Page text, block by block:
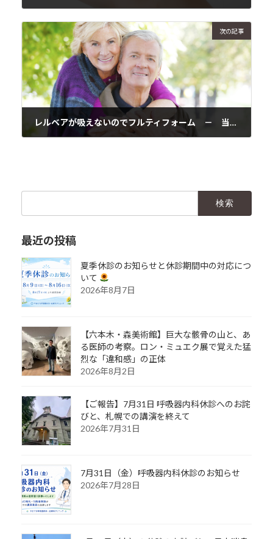
次の記事
レルベアが吸えないのでフルティフォーム － 当院の吸入指導の具体的なイメージ
最近の投稿
夏季休診のお知らせと休診期間中の対応につ
いて
2026年8月7日
【六本木・森美術館】巨大な骸骨の山と、あ
る医師の考察。ロン・ミュエク展で覚えた猛
烈な「違和感」の正体
2026年8月2日
【ご報告】7月31日 呼吸器内科休診へのお詫
びと、札幌での講演を終えて
2026年7月31日
7月31日（金）呼吸器内科休診のお知らせ
2026年7月28日